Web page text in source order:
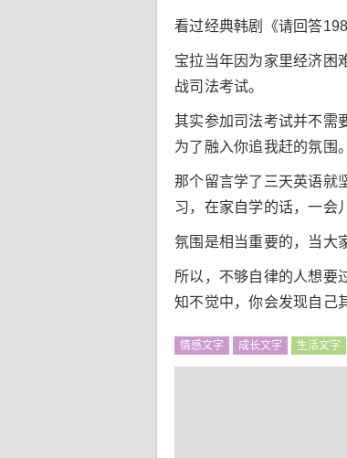
看过经典韩剧《请回答
宝拉当年因为家里经济困
战司法考试。
其实参加司法考试并不需
为了融入你追我赶的氛围。
那个留言学了三天英语就
习，在家自学的话，一会
氛围是相当重要的，当大
所以，不够自律的人想要
知不觉中，你会发现自己
情感文字 成长文字 生活文字